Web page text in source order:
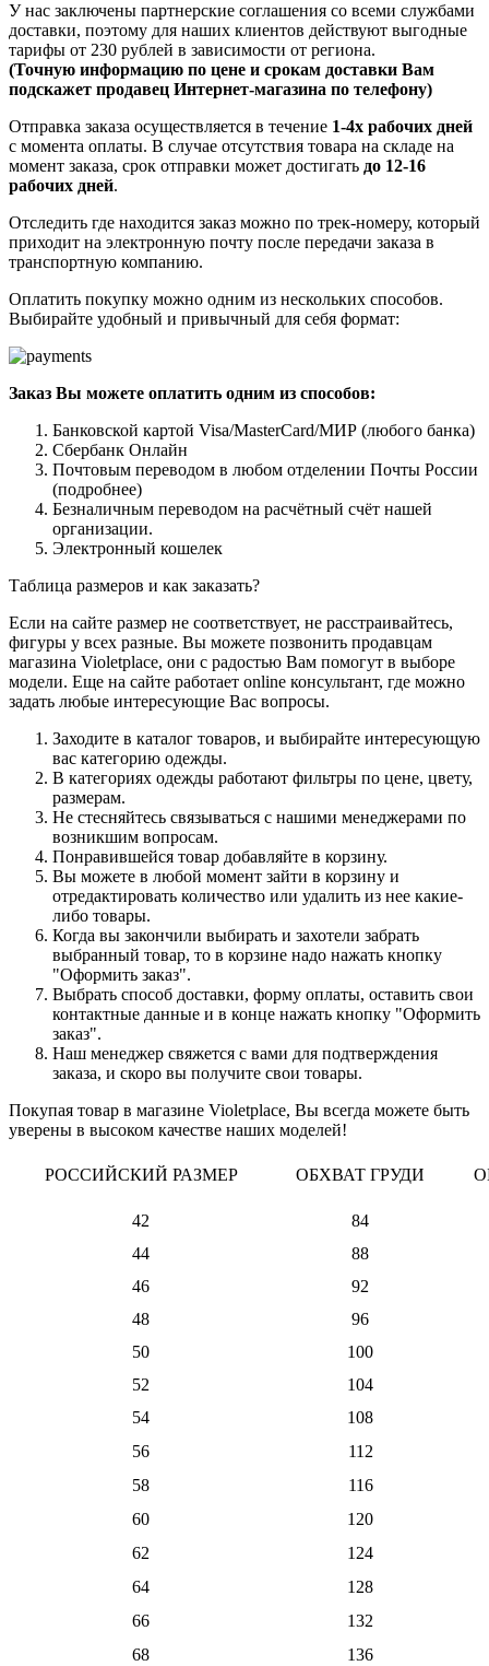
У нас заключены партнерские соглашения со всеми службами
доставки, поэтому для наших клиентов действуют выгодные
тарифы от 230 рублей в зависимости от региона.
(Точную информацию по цене и срокам доставки Вам
подскажет продавец Интернет-магазина по телефону)
Отправка заказа осуществляется в течение 1-4х рабочих дней
с момента оплаты. В случае отсутствия товара на складе на
момент заказа, срок отправки может достигать до 12-16
рабочих дней.
Отследить где находится заказ можно по трек-номеру, который
приходит на электронную почту после передачи заказа в
транспортную компанию.
Оплатить покупку можно одним из нескольких способов.
Выбирайте удобный и привычный для себя формат:
Заказ Вы можете оплатить одним из способов:
Банковской картой Visa/MasterCard/МИР (любого банка)
Сбербанк Онлайн
Почтовым переводом в любом отделении Почты России
(подробнее)
Безналичным переводом на расчётный счёт нашей
организации.
Электронный кошелек
Таблица размеров и как заказать?
Если на сайте размер не соответствует, не расстраивайтесь,
фигуры у всех разные. Вы можете позвонить продавцам
магазина Violetplace, они с радостью Вам помогут в выборе
модели. Еще на сайте работает online консультант, где можно
задать любые интересующие Вас вопросы.
Заходите в каталог товаров, и выбирайте интересующую
вас категорию одежды.
В категориях одежды работают фильтры по цене, цвету,
размерам.
Не стесняйтесь связываться с нашими менеджерами по
возникшим вопросам.
Понравившейся товар добавляйте в корзину.
Вы можете в любой момент зайти в корзину и
отредактировать количество или удалить из нее какие-
либо товары.
Когда вы закончили выбирать и захотели забрать
выбранный товар, то в корзине надо нажать кнопку
"Оформить заказ".
Выбрать способ доставки, форму оплаты, оставить свои
контактные данные и в конце нажать кнопку "Оформить
заказ".
Наш менеджер свяжется с вами для подтверждения
заказа, и скоро вы получите свои товары.
Покупая товар в магазине Violetplace, Вы всегда можете быть
уверены в высоком качестве наших моделей!
РОССИЙСКИЙ РАЗМЕР ОБХВАТ ГРУДИ
42
84
44
88
46
92
48
96
50
100
52
104
54
108
56
112
58
116
60
120
62
124
64
128
66
132
68
136